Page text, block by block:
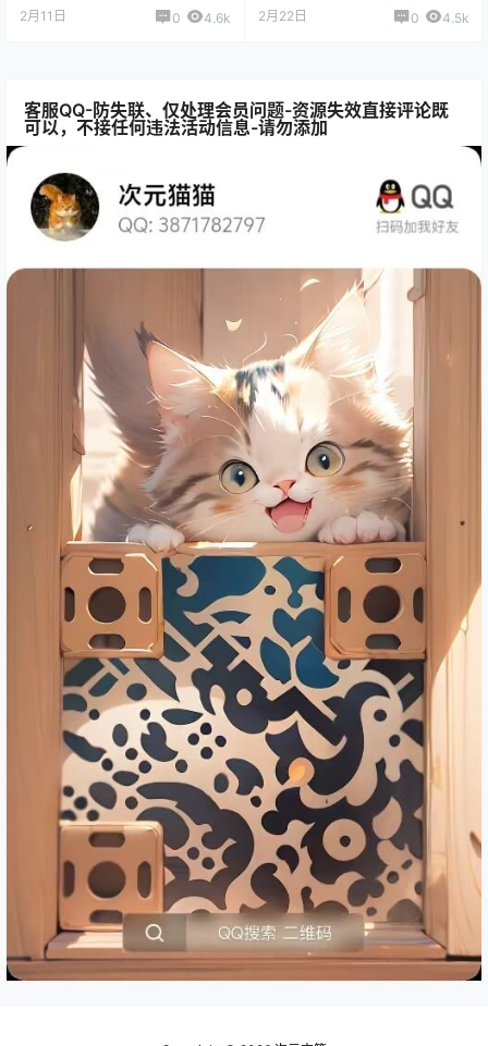
2月11日 0 4.6k 2月22日 0 4.5k
客服QQ-防失联、仅处理会员问题-资源失效直接评论既
可以，不接任何违法活动信息-请勿添加